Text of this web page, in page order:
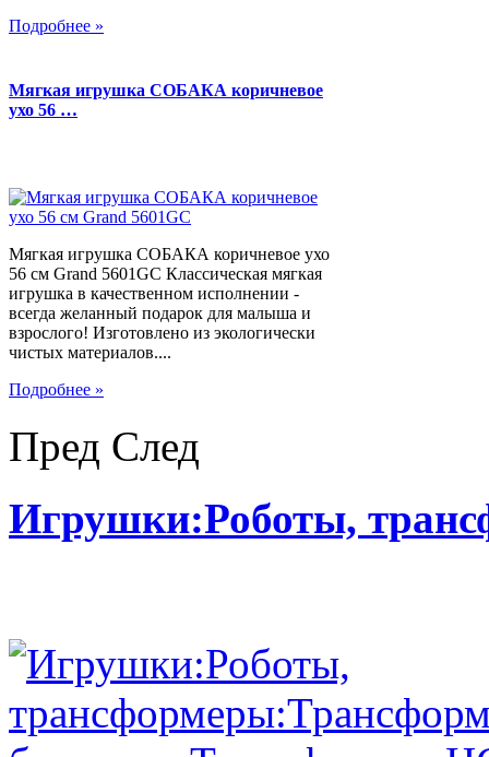
Подробнее »
Мягкая игрушка СОБАКА коричневое
ухо 56 …
Мягкая игрушка СОБАКА коричневое ухо
56 см Grand 5601GC Классическая мягкая
игрушка в качественном исполнении -
всегда желанный подарок для малыша и
взрослого! Изготовлено из экологически
чистых материалов....
Подробнее »
Пред След
Игрушки:Роботы,